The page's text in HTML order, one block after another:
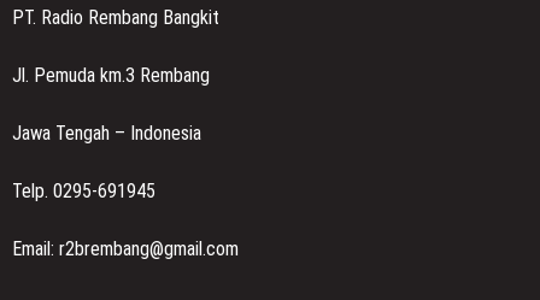
PT. Radio Rembang Bangkit
Jl. Pemuda km.3 Rembang
Jawa Tengah – Indonesia
Telp. 0295-691945
Email: r2brembang@gmail.com